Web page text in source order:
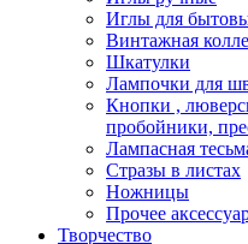
Иглы для
Винтажная
Шкатулки
Лампочки для
Кнопки ,
пробойники,
Лампасная
Стразы в листах
Ножницы
Прочее
Творчество